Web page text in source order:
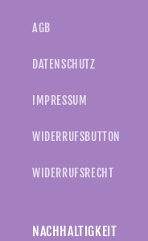
AGB
DATENSCHUTZ
IMPRESSUM
WIDERRUFSBUTTON
WIDERRUFSRECHT
NACHHALTIGKEIT